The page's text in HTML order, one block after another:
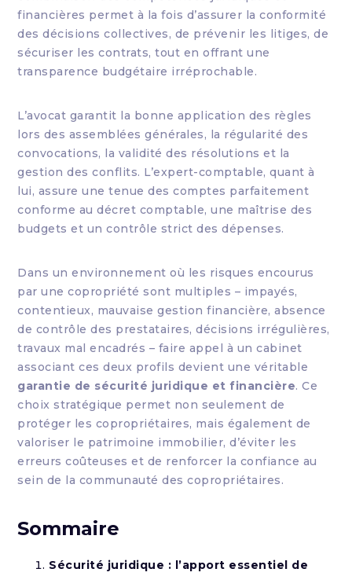
financières permet à la fois d’assurer la conformité
des décisions collectives, de prévenir les litiges, de
sécuriser les contrats, tout en offrant une
transparence budgétaire irréprochable.
L’avocat garantit la bonne application des règles
lors des assemblées générales, la régularité des
convocations, la validité des résolutions et la
gestion des conflits. L’expert-comptable, quant à
lui, assure une tenue des comptes parfaitement
conforme au décret comptable, une maîtrise des
budgets et un contrôle strict des dépenses.
Dans un environnement où les risques encourus
par une copropriété sont multiples – impayés,
contentieux, mauvaise gestion financière, absence
de contrôle des prestataires, décisions irrégulières,
travaux mal encadrés – faire appel à un cabinet
associant ces deux profils devient une véritable
garantie de sécurité juridique et financière. Ce
choix stratégique permet non seulement de
protéger les copropriétaires, mais également de
valoriser le patrimoine immobilier, d’éviter les
erreurs coûteuses et de renforcer la confiance au
sein de la communauté des copropriétaires.
Sommaire
Sécurité juridique : l’apport essentiel de